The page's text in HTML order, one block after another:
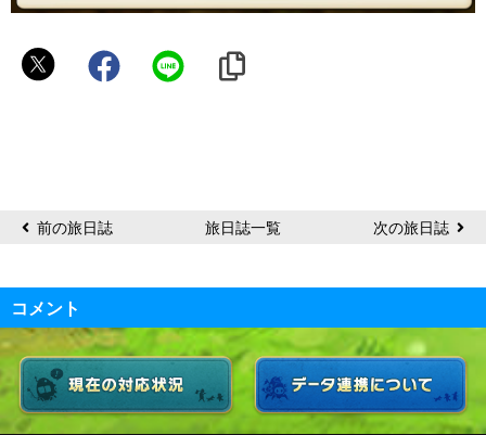
D
前の旅日誌 旅日誌一覧 次の旅日誌
コメント